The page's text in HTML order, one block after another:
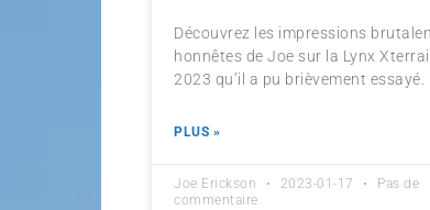
Découvrez les impressions
honnêtes de Joe sur la Lynx
2023 qu’il a pu brièvement essayé.
PLUS »
Joe Erickson 2023-01-17
Pas de
commentaire